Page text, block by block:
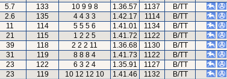
5.7 133 10 9 9 8 1.36.57 1137
B/TT
2.6 135 4 4 3 3 1.42.17 1114
B/TT
11 114 5 5 5 6 1.41.01 1134
B/TT
21 115 1 2 2 5 1.41.72 1122
B/TT
39 118 2 2 2 11 1.36.68 1130
B/TT
31 119 8 8 8 4 1.41.73 1122
B/TT
23 122 6 3 2 4 1.35.91 1127
B/TT
23 119 10 12 12 10 1.41.46 1132
B/TT